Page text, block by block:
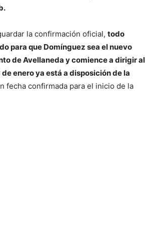
la confirmación oficial, todo
para que Domínguez sea el nuevo
de Avellaneda y comience a dirigir al
enero ya está a disposición de la
fecha confirmada para el inicio de la